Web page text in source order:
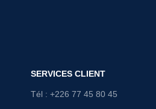
SERVICES CLIENT
Tél : +226 77 45 80 45